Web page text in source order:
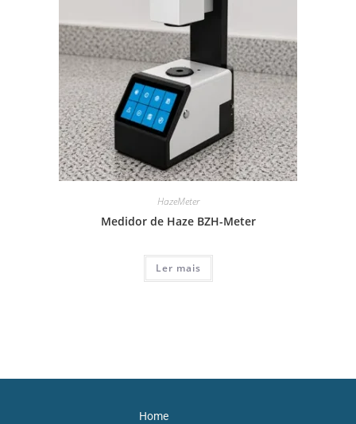
HazeMeter
Medidor de Haze BZH-Meter
Ler mais
Home